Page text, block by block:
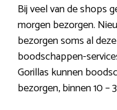
Bij veel van de shops
morgen bezorgen.
bezorgen soms al
boodschappen-
Gorillas kunnen
bezorgen, binnen 10 –